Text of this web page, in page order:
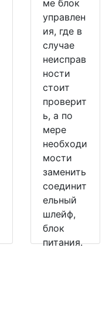
ме блок
управлен
ия, где в
случае
неисправ
ности
стоит
проверит
ь, а по
мере
необходи
мости
заменить
соединит
ельный
шлейф,
блок
питания.